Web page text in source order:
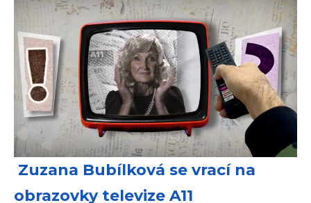
Zuzana Bubílková se vrací na
obrazovky televize A11